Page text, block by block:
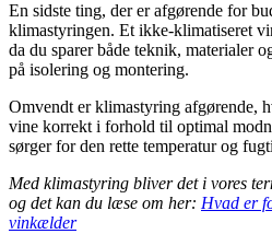
En sidste ting, der er afgørende for
klimastyringen. Et ikke-klimatiseret
da du sparer både teknik, materialer
på isolering og montering.
Omvendt er klimastyring afgørende,
vine korrekt i forhold til optimal
sørger for den rette temperatur og
Med klimastyring bliver det i vores
og det kan du læse om her: Hvad er
vinkælder